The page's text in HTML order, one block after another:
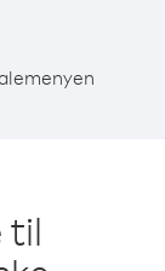
til